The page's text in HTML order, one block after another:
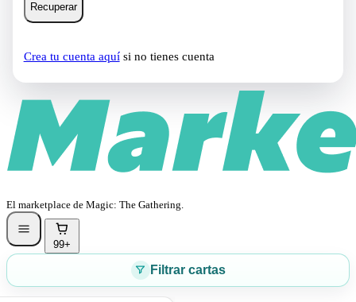
Recuperar
Crea tu cuenta aquísi no tienes cuenta
El marketplace de Magic: The Gathering.
99+
Filtrar cartas